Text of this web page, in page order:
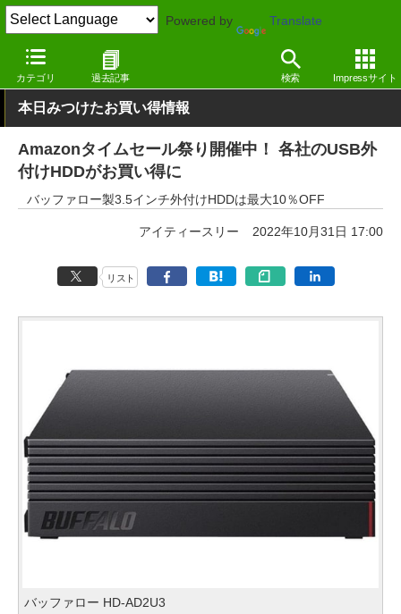
Powered by Translate
カテゴリ 過去記事 検索 Impressサイト
窓の杜 システム・ファイル その他
本日みつけたお買い得情報
Amazonタイムセール祭り開催中！ 各社のUSB外
付けHDDがお買い得に
バッファロー製3.5インチ外付けHDDは最大10％OFF
アイティースリー 2022年10月31日 17:00
リスト
バッファロー HD-AD2U3